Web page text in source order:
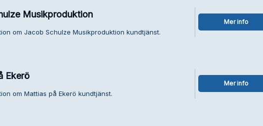
Musikproduktion
om Jacob Schulze Musikproduktion kundtjänst.
Mer info
Ekerö
om Mattias på Ekerö kundtjänst.
Mer info